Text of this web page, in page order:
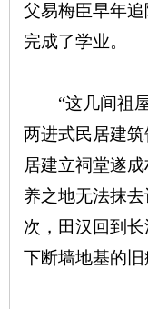
父易梅臣早年
完成了学业。
“这几间祖屋
两进式民居建
居建立祠堂遂
养之地无法抹
次，田汉回到
下断墙地基的